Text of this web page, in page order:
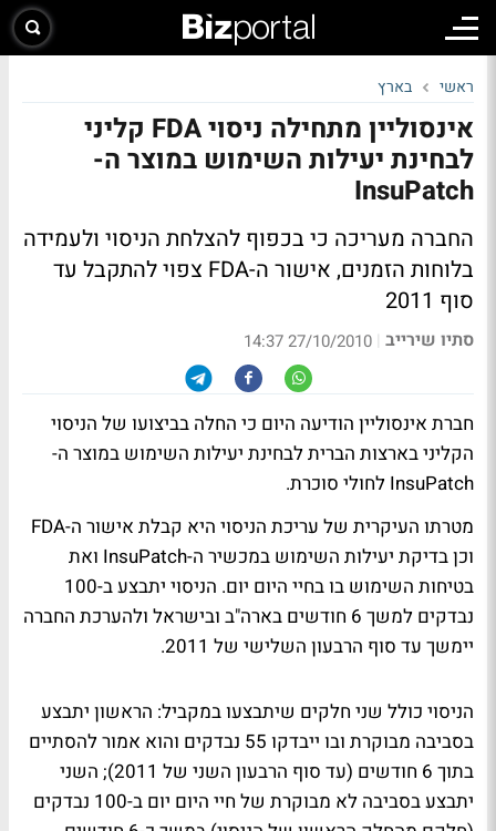
ראשי בארץ
אינסוליין מתחילה ניסוי FDA קליני
לבחינת יעילות השימוש במוצר ה-
InsuPatch
החברה מעריכה כי בכפוף להצלחת הניסוי ולעמידה
בלוחות הזמנים, אישור ה-FDA צפוי להתקבל עד
סוף 2011
סתיו שירייב |
27/10/2010 14:37
חברת אינסוליין הודיעה היום כי החלה בביצועו של הניסוי
הקליני בארצות הברית לבחינת יעילות השימוש במוצר ה-
InsuPatch לחולי סוכרת.
מטרתו העיקרית של עריכת הניסוי היא קבלת אישור ה-FDA
וכן בדיקת יעילות השימוש במכשיר ה-InsuPatch ואת
בטיחות השימוש בו בחיי היום יום. הניסוי יתבצע ב-100
נבדקים למשך 6 חודשים בארה"ב ובישראל ולהערכת החברה
יימשך עד סוף הרבעון השלישי של 2011.
הניסוי כולל שני חלקים שיתבצעו במקביל: הראשון יתבצע
בסביבה מבוקרת ובו ייבדקו 55 נבדקים והוא אמור להסתיים
בתוך 6 חודשים (עד סוף הרבעון השני של 2011); השני
יתבצע בסביבה לא מבוקרת של חיי היום יום ב-100 נבדקים